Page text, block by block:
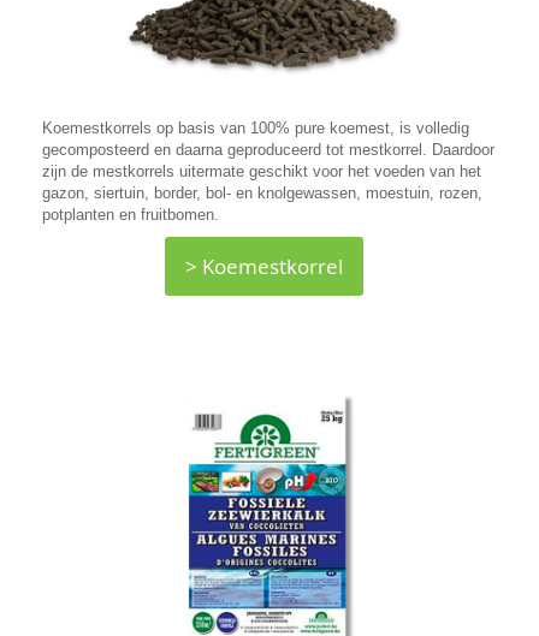
Koemestkorrels op basis van 100% pure koemest, is volledig
gecomposteerd en daarna geproduceerd tot mestkorrel. Daardoor
zijn de mestkorrels uitermate geschikt voor het voeden van het
gazon, siertuin, border, bol- en knolgewassen, moestuin, rozen,
potplanten en fruitbomen.
> Koemestkorrel